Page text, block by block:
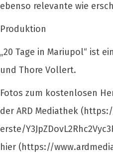
ebenso relevante wie
Produktion
„20 Tage in Mariupol“ ist
und Thore Vollert.
Fotos zum kostenlosen
der ARD Mediathek
erste/
hier (https://